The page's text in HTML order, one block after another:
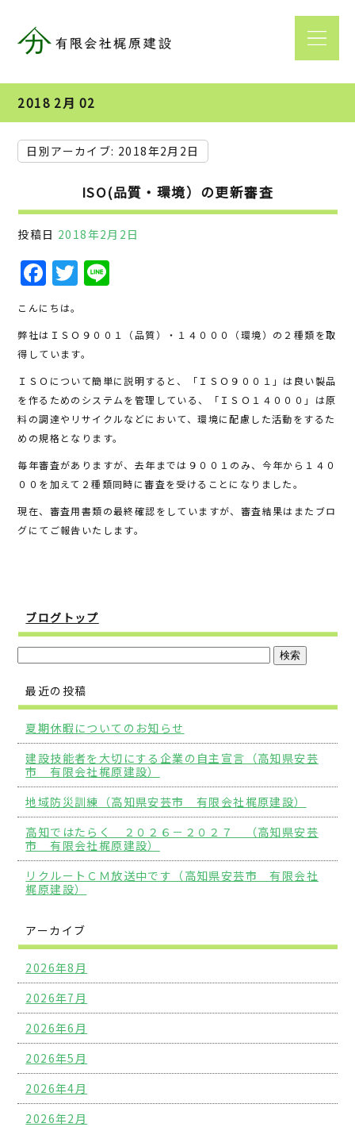
2018 2月 02
日別アーカイブ: 2018年2月2日
ISO(品質・環境）の更新審査
投稿日 2018年2月2日
F
a
c
e
b
o
o
k
T
w
it
te
r
e
こんにちは。
弊社はＩＳＯ９００１（品質）・１４０００（環境）の２種類を取
得しています。
ＩＳＯについて簡単に説明すると、「ＩＳＯ９００１」は良い製品
を作るためのシステムを管理している、「ＩＳＯ１４０００」は原
料の調達やリサイクルなどにおいて、環境に配慮した活動をするた
めの規格となります。
毎年審査がありますが、去年までは９００１のみ、今年から１４０
００を加えて２種類同時に審査を受けることになりました。
現在、審査用書類の最終確認をしていますが、審査結果はまたブロ
グにてご報告いたします。
ブログトップ
最近の投稿
夏期休暇についてのお知らせ
建設技能者を大切にする企業の自主宣言（高知県安芸
市 有限会社梶原建設）
地域防災訓練（高知県安芸市 有限会社梶原建設）
高知ではたらく ２０２６－２０２７ （高知県安芸
市 有限会社梶原建設）
リクルートＣＭ放送中です（高知県安芸市 有限会社
梶原建設）
アーカイブ
2026年8月
2026年7月
2026年6月
2026年5月
2026年4月
2026年2月